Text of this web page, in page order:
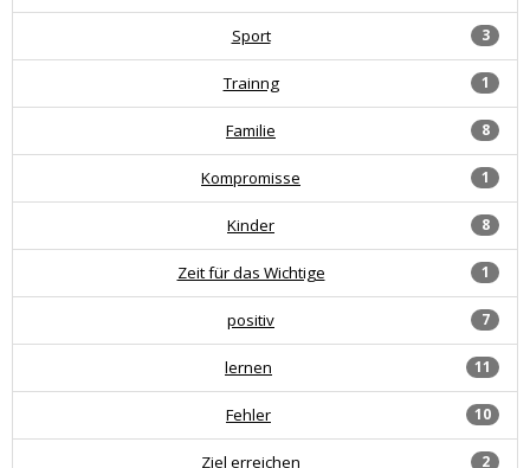
3
Sport
1
Trainng
8
Familie
1
Kompromisse
8
Kinder
1
Zeit für das Wichtige
7
positiv
11
lernen
10
Fehler
2
Ziel erreichen